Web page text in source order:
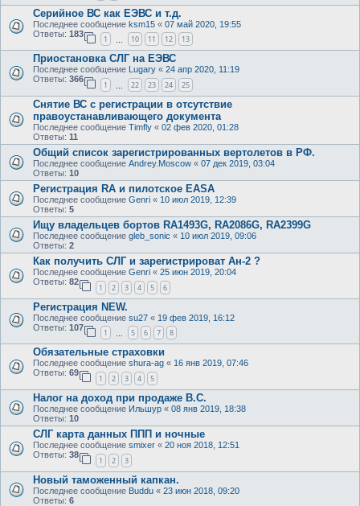
Серийное ВС как ЕЭВС и т.д.
Последнее сообщение ksm15 « 07 май 2020, 19:55
Ответы: 183
1 10 11 12 13
Приостановка СЛГ на ЕЭВС
Последнее сообщение Lugary « 24 апр 2020, 11:19
Ответы: 366
1 22 23 24 25
Снятие ВС с регистрации в отсутствие
правоустанавливающего документа
Последнее сообщение Timfly « 02 фев 2020, 01:28
Ответы: 11
Общий список зарегистрированных вертолетов в РФ.
Последнее сообщение Andrey.Moscow « 07 дек 2019, 03:04
Ответы: 10
Регистрация RA и пилотское EASA
Последнее сообщение Genri « 10 июл 2019, 12:39
Ответы: 5
Ищу владельцев бортов RA1493G, RA2086G, RA2399G
Последнее сообщение gleb_sonic « 10 июл 2019, 09:06
Ответы: 2
Как получить СЛГ и зарегистрироват Ан-2 ?
Последнее сообщение Genri « 25 июн 2019, 20:04
Ответы: 82
1 2 3 4 5 6
Регистрация NEW.
Последнее сообщение su27 « 19 фев 2019, 16:12
Ответы: 107
1 5 6 7 8
Обязательные страховки
Последнее сообщение shura-ag « 16 янв 2019, 07:46
Ответы: 69
1 2 3 4 5
Налог на доход при продаже В.С.
Последнее сообщение Ильшур « 08 янв 2019, 18:38
Ответы: 10
СЛГ карта данных ППП и ночные
Последнее сообщение smixer « 20 ноя 2018, 12:51
Ответы: 38
1 2 3
Новый таможенный капкан.
Последнее сообщение Buddu « 23 июн 2018, 09:20
Ответы: 6